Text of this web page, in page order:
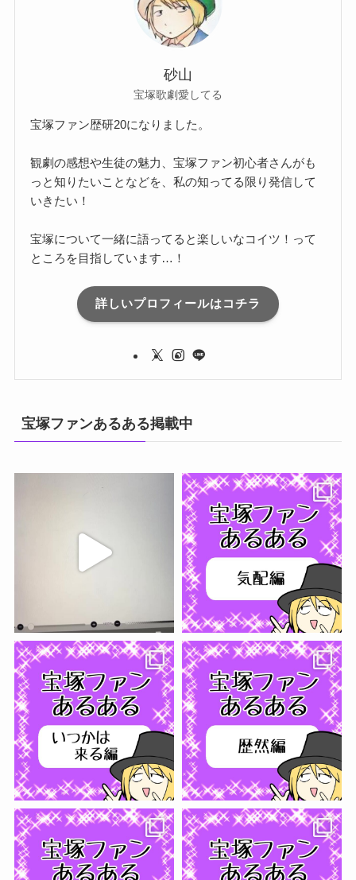
砂山
宝塚歌劇愛してる
宝塚ファン歴研20になりました。
観劇の感想や生徒の魅力、宝塚ファン初心者さんがも
っと知りたいことなどを、私の知ってる限り発信して
いきたい！
宝塚について一緒に語ってると楽しいなコイツ！って
ところを目指しています…！
詳しいプロフィールはコチラ
宝塚ファンあるある掲載中